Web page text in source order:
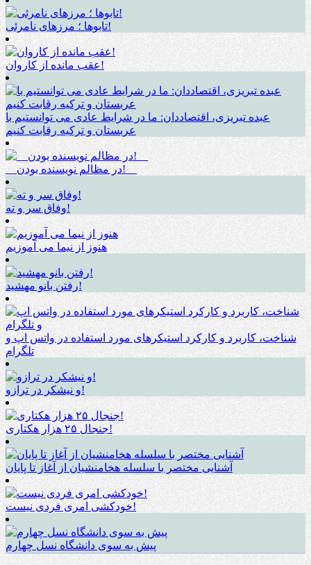
تابوها ؛ مرزهای نامرئی!
عقب مانده از کاروان!
عبده تبریزی، اقتصاددان: ما در شرایط عادی می توانستیم با
عربستان و ترکیه رقابت کنیم
__در مظالم نویسنده بودن!__
وفاق سر و ته!
هنوز از نیما می آموزیم
رفتن بانو مهشید!
شناخت، کاربرد و کارکرد استیکرهای مورد استفاده در واتس اپ و
تلگرام
و نیشکر در ترازو!
جنجال ۲۵ هزار هکتاری!
آشنایی مختصر با سلسله هخامنشیان از آغاز تا پایان
خودکشی امری فردی نیست!
پیش به سوی دانشگاه نسل چهارم